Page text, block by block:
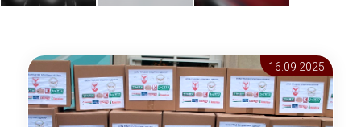
16.09 2025